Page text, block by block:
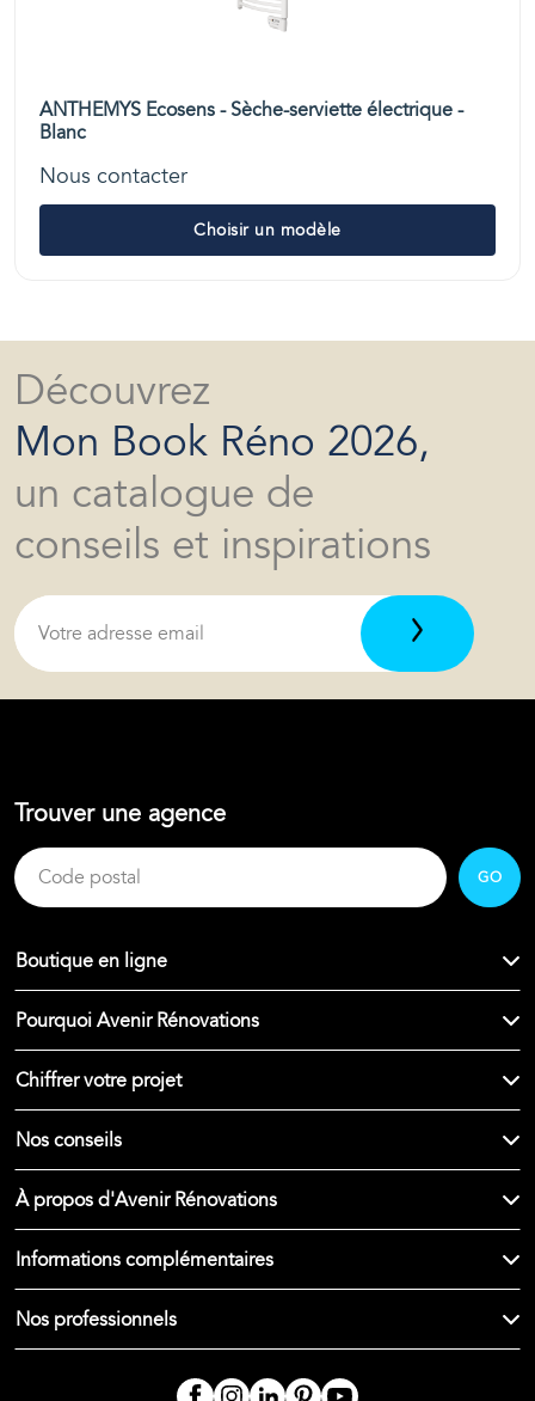
ANTHEMYS Ecosens - Sèche-serviette électrique -
Blanc
Nous contacter
Choisir un modèle
Découvrez
Mon Book Réno 2026,
un catalogue de
conseils et inspirations
Trouver une agence
GO
Boutique en ligne
Pourquoi Avenir Rénovations
Chiffrer votre projet
Nos conseils
À propos d'Avenir Rénovations
Informations complémentaires
Nos professionnels